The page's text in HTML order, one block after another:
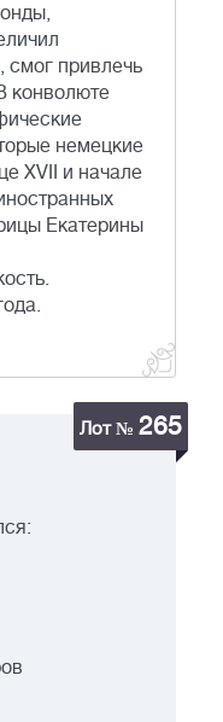
смог привлечь
конволюте
немецкие
XVII и начале
Екатерины
Лот № 265